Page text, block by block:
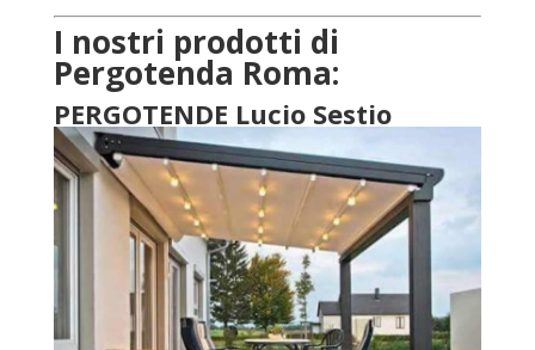
I nostri prodotti di
Pergotenda Roma:
PERGOTENDE Lucio Sestio